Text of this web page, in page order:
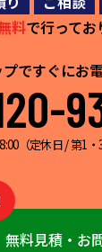
料で行ってお
プですぐにお
（定休日 / 第1
無料見積・お